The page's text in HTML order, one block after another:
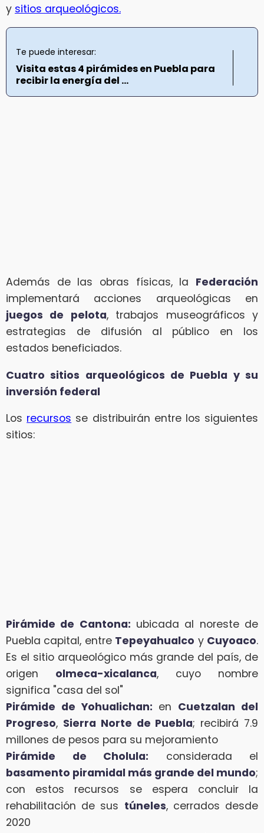
y sitios arqueológicos.
Te puede interesar:
Visita estas 4 pirámides en Puebla para
recibir la energía del ...
Además de las obras físicas, la Federación
implementará acciones arqueológicas en
juegos de pelota, trabajos museográficos y
estrategias de difusión al público en los
estados beneficiados.
Cuatro sitios arqueológicos de Puebla y su
inversión federal
Los recursos se distribuirán entre los siguientes
sitios:
Pirámide de Cantona: ubicada al noreste de
Puebla capital, entre Tepeyahualco y Cuyoaco.
Es el sitio arqueológico más grande del país, de
origen olmeca-xicalanca, cuyo nombre
significa "casa del sol"
Pirámide de Yohualichan: en Cuetzalan del
Progreso, Sierra Norte de Puebla; recibirá 7.9
millones de pesos para su mejoramiento
Pirámide de Cholula: considerada el
basamento piramidal más grande del mundo;
con estos recursos se espera concluir la
rehabilitación de sus túneles, cerrados desde
2020